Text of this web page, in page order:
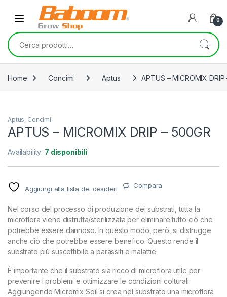
Skip to navigation
Skip to content
0
Cerca:
Home Concimi Aptus APTUS – MICROMIX
Aptus, Concimi
APTUS – MICROMIX DRIP – 500GR
Availability: 7 disponibili
Aggiungi alla lista dei desideri Compara
Nel corso del processo di produzione dei substrati, tutta la
microflora viene distrutta/sterilizzata per eliminare tutto ciò che
potrebbe essere dannoso. In questo modo, però, si distrugge
anche ciò che potrebbe essere benefico. Questo rende il
substrato più suscettibile a parassiti e malattie.
È importante che il substrato sia ricco di microflora utile per
prevenire i problemi e ottimizzare le condizioni colturali.
Aggiungendo Micromix Soil si crea nel substrato una microflora